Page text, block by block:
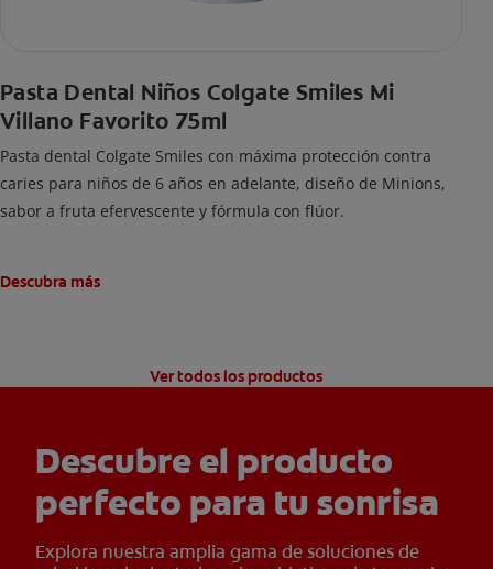
Pasta Dental Niños Colgate Smiles Mi
Villano Favorito 75ml
Pasta dental Colgate Smiles con máxima protección contra
caries para niños de 6 años en adelante, diseño de Minions,
sabor a fruta efervescente y fórmula con flúor.
Descubra más
Ver todos los productos
Descubre el producto
perfecto para tu sonrisa
Explora nuestra amplia gama de soluciones de